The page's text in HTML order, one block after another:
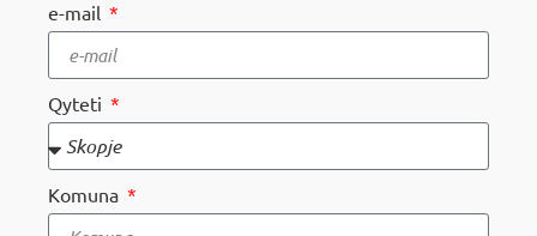
MOJ НЕОТЕЛ
Плати сметка
За Неотел
e-mail
Qyteti
Komuna